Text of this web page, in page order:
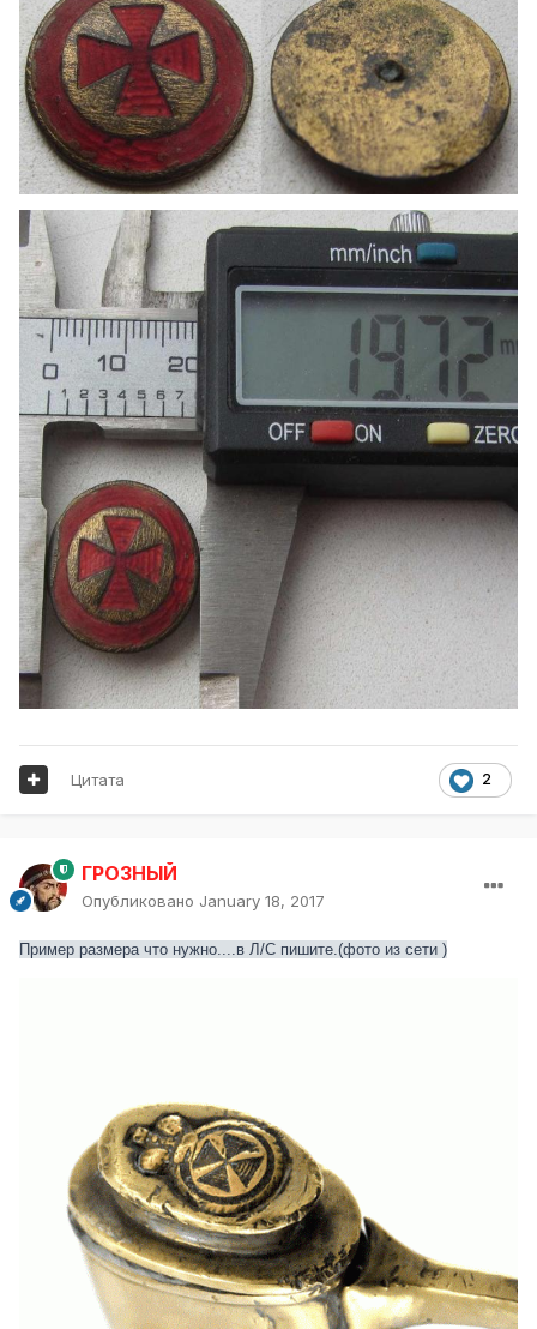
2
Цитата
ГРОЗНЫЙ
Опубликовано January 18, 2017
Пример размера что нужно....в Л/С пишите.(фото из сети )